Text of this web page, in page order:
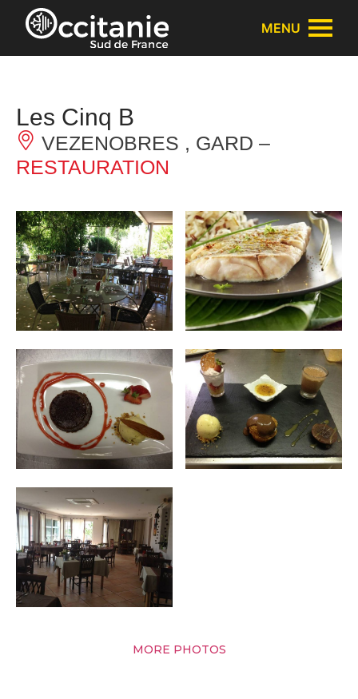
Cookies management panel
MENU
Les Cinq B
VEZENOBRES , GARD –
RESTAURATION
MORE PHOTOS